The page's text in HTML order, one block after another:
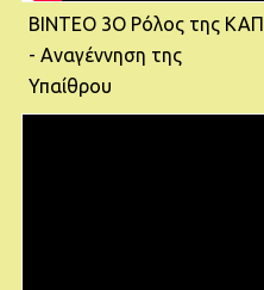
ΒΙΝΤΕΟ 3Ο Ρόλος της ΚΑΠ
- Αναγέννηση της
Υπαίθρου